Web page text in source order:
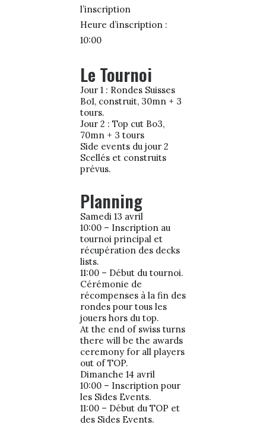
l’inscription
Heure d’inscription :
10:00
Le Tournoi
Jour 1 : Rondes Suisses
Bo1, construit, 30mn + 3
tours.
Jour 2 : Top cut Bo3,
70mn + 3 tours
Side events du jour 2
Scellés et construits
prévus.
Planning
Samedi 13 avril
10:00 – Inscription au
tournoi principal et
récupération des decks
lists.
11:00 – Début du tournoi.
Cérémonie de
récompenses à la fin des
rondes pour tous les
jouers hors du top.
At the end of swiss turns
there will be the awards
ceremony for all players
out of TOP.
Dimanche 14 avril
10:00 – Inscription pour
les Sides Events.
11:00 – Début du TOP et
des Sides Events.